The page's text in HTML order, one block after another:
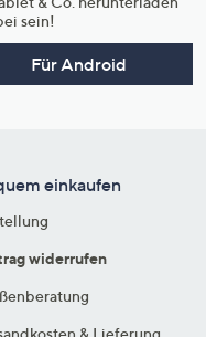
sein!
Für Android
einkaufen
widerrufen
& Lieferung